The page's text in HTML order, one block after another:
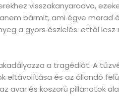
visszakanyarodva,
bármit, ami égve marad
a gyors észlelés: ettől
a tragédiát. A
eltávolítása és az állandó
avar és koszorú pillanatok